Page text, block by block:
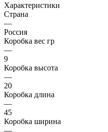
Характеристики
Страна
—
Россия
Коробка вес гр
—
9
Коробка высота
—
20
Коробка длина
—
45
Коробка ширина
—